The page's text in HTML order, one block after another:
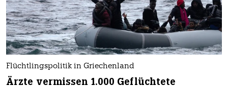
Flüchtlingspolitik in Griechenland
Ärzte vermissen 1.000 Geflüchtete